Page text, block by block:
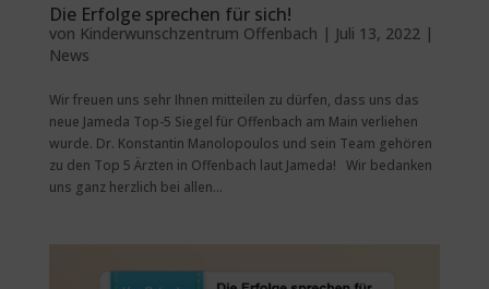
Die Erfolge sprechen für sich!
von Kinderwunschzentrum Offenbach | Juli 13, 2022|
News
Wir freuen uns sehr Ihnen mitteilen zu dürfen, dass uns das
neue Jameda Top-5 Siegel für Offenbach am Main verliehen
wurde. Dr. Konstantin Manolopoulos und sein Team gehören
zu den Top 5 Ärzten in Offenbach laut Jameda! Wir bedanken
uns ganz herzlich bei allen...